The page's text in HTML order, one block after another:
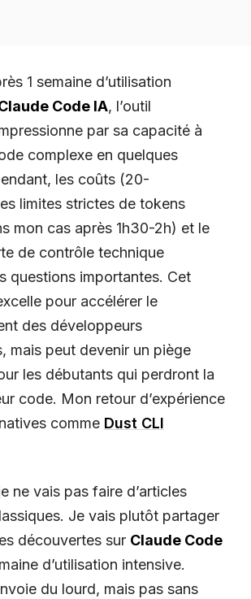
1 semaine d’utilisation
Code IA, l’outil
par sa capacité à
complexe en quelques
les coûts (20-
limites strictes de tokens
mon cas après 1h30-2h) et le
de contrôle technique
questions importantes. Cet
pour accélérer le
des développeurs
mais peut devenir un piège
les débutants qui perdront la
code. Mon retour d’expérience
comme Dust CLI
ne vais pas faire d’articles
Je vais plutôt partager
découvertes sur Claude Code
d’utilisation intensive.
du lourd, mais pas sans